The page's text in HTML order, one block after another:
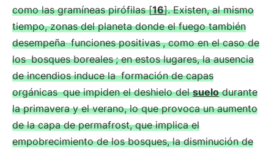
como las gramíneas pirófilas [16]. Existen, al mismo
tiempo, zonas del planeta donde el fuego también
desempeña funciones positivas , como en el caso de
los bosques boreales ; en estos lugares, la ausencia
de incendios induce la formación de capas
orgánicas que impiden el deshielo delsuelodurante
la primavera y el verano, lo que provoca un aumento
de la capa de permafrost, que implica el
empobrecimiento de los bosques, la disminución de